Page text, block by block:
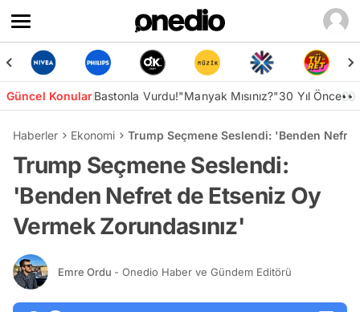
Güncel KonularBastonla Vurdu!"Manyak Mısınız?"30 Yıl Önce👀
Haberler Ekonomi Trump Seçmene Seslendi: 'Benden
Trump Seçmene Seslendi:
'Benden Nefret de Etseniz Oy
Vermek Zorundasınız'
Emre Ordu - Onedio Haber ve Gündem Editörü